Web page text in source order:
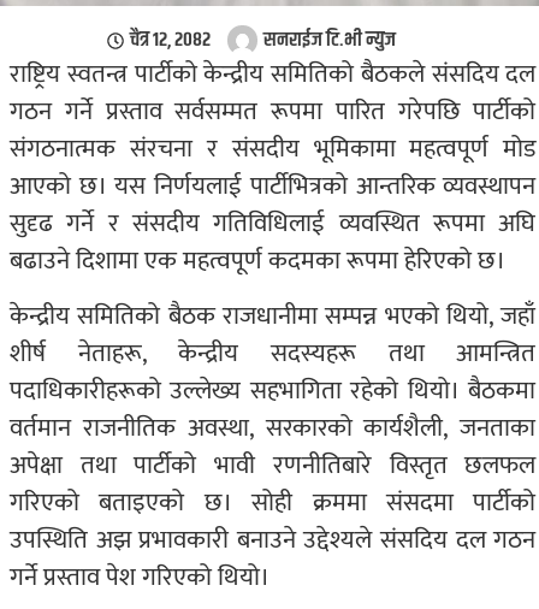
चैत्र १२, २०८२ सनराईज टि.भी न्युज
राष्ट्रिय स्वतन्त्र पार्टीको केन्द्रीय समितिको बैठकले संसदिय दल
गठन गर्ने प्रस्ताव सर्वसम्मत रूपमा पारित गरेपछि पार्टीको
संगठनात्मक संरचना र संसदीय भूमिकामा महत्वपूर्ण मोड
आएको छ। यस निर्णयलाई पार्टीभित्रको आन्तरिक व्यवस्थापन
सुदृढ गर्ने र संसदीय गतिविधिलाई व्यवस्थित रूपमा अघि
बढाउने दिशामा एक महत्वपूर्ण कदमका रूपमा हेरिएको छ।
केन्द्रीय समितिको बैठक राजधानीमा सम्पन्न भएको थियो, जहाँ
शीर्ष नेताहरू, केन्द्रीय सदस्यहरू तथा आमन्त्रित
पदाधिकारीहरूको उल्लेख्य सहभागिता रहेको थियो। बैठकमा
वर्तमान राजनीतिक अवस्था, सरकारको कार्यशैली, जनताका
अपेक्षा तथा पार्टीको भावी रणनीतिबारे विस्तृत छलफल
गरिएको बताइएको छ। सोही क्रममा संसदमा पार्टीको
उपस्थिति अझ प्रभावकारी बनाउने उद्देश्यले संसदिय दल गठन
गर्ने प्रस्ताव पेश गरिएको थियो।